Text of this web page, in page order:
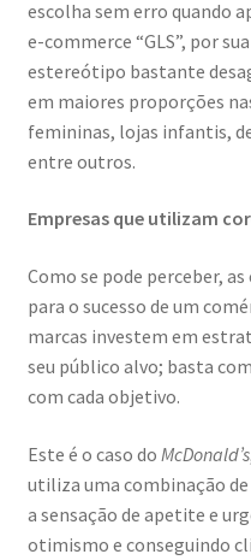
escolha sem erro quando
e-commerce “GLS”, por
estereótipo bastante
em maiores proporções
femininas, lojas infantis,
entre outros.
Empresas que utilizam
Como se pode perceber,
para o sucesso de um
marcas investem em
seu público alvo; basta
com cada objetivo.
Este é o caso do McDonald’s
utiliza uma combinação
a sensação de apetite e
otimismo e conseguindo